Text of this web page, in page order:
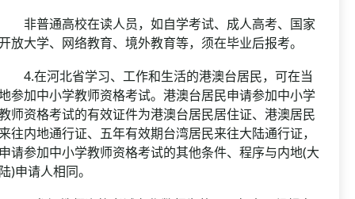
普通高校在读人员，如自学考试、成人高考、国家
放大学、网络教育、境外教育等，须在毕业后报考。
在河北省学习、工作和生活的港澳台居民，可在当
参加中小学教师资格考试。港澳台居民申请参加中小学
师资格考试的有效证件为港澳台居民居住证、港澳居民
往内地通行证、五年有效期台湾居民来往大陆通行证，
请参加中小学教师资格考试的其他条件、程序与内地(大
)申请人相同。